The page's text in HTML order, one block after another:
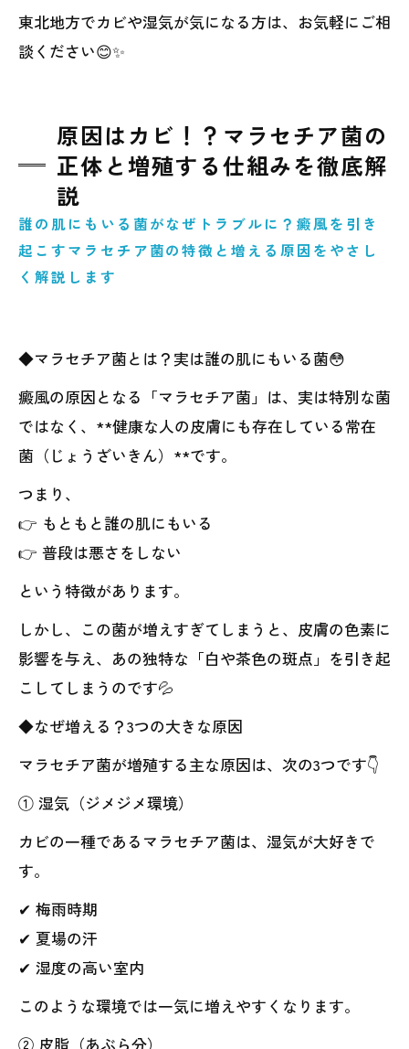
東北地方でカビや湿気が気になる方は、お気軽にご相
談ください😊✨
原因はカビ！？マラセチア菌の
正体と増殖する仕組みを徹底解
説
誰の肌にもいる菌がなぜトラブルに？癜風を引き
起こすマラセチア菌の特徴と増える原因をやさし
く解説します
◆マラセチア菌とは？実は誰の肌にもいる菌😳
癜風の原因となる「マラセチア菌」は、実は特別な菌
ではなく、**健康な人の皮膚にも存在している常在
菌（じょうざいきん）**です。
つまり、
👉 もともと誰の肌にもいる
👉 普段は悪さをしない
という特徴があります。
しかし、この菌が増えすぎてしまうと、皮膚の色素に
影響を与え、あの独特な「白や茶色の斑点」を引き起
こしてしまうのです💦
◆なぜ増える？3つの大きな原因
マラセチア菌が増殖する主な原因は、次の3つです👇
① 湿気（ジメジメ環境）
カビの一種であるマラセチア菌は、湿気が大好きで
す。
✔ 梅雨時期
✔ 夏場の汗
✔ 湿度の高い室内
このような環境では一気に増えやすくなります。
② 皮脂（あぶら分）